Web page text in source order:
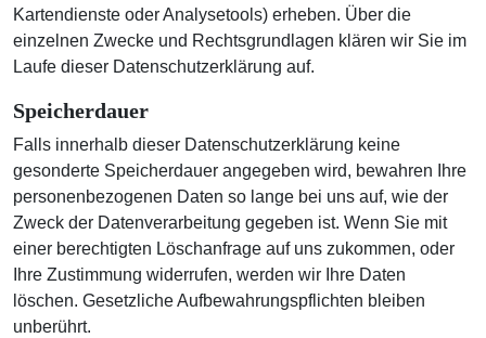
Kartendienste oder Analysetools) erheben. Über die
einzelnen Zwecke und Rechtsgrundlagen klären wir Sie im
Laufe dieser Datenschutzerklärung auf.
Speicherdauer
Falls innerhalb dieser Datenschutzerklärung keine
gesonderte Speicherdauer angegeben wird, bewahren Ihre
personenbezogenen Daten so lange bei uns auf, wie der
Zweck der Datenverarbeitung gegeben ist. Wenn Sie mit
einer berechtigten Löschanfrage auf uns zukommen, oder
Ihre Zustimmung widerrufen, werden wir Ihre Daten
löschen. Gesetzliche Aufbewahrungspflichten bleiben
unberührt.